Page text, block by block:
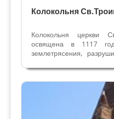
Колокольня
Колокольня церкви
освящена в 1117
землетрясения,
нам Колокольню
Массивное
построено из
Колокольни
Скрытая